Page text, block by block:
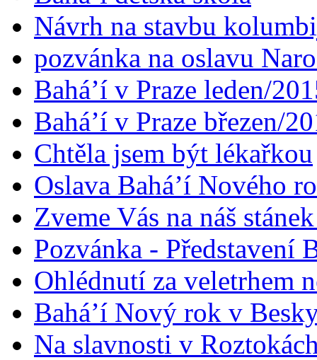
Návrh na stavbu
pozvánka na oslavu
Bahá’í v Praze leden/
Bahá’í v Praze březen/
Chtěla jsem být lékařkou
Oslava Bahá’í Nového
Zveme Vás na náš
Pozvánka - Představení
Ohlédnutí za veletrhem
Bahá’í Nový rok v
Na slavnosti v